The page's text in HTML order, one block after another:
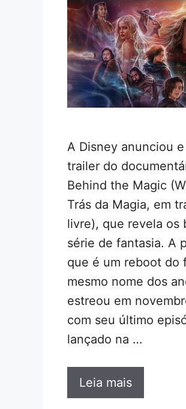
A Disney anunciou
trailer do
Behind the Magic
Trás da Magia, em
livre), que revela os
série de fantasia. A
que é um reboot do
mesmo nome dos
estreou em
com seu último
lançado na …
Leia mais